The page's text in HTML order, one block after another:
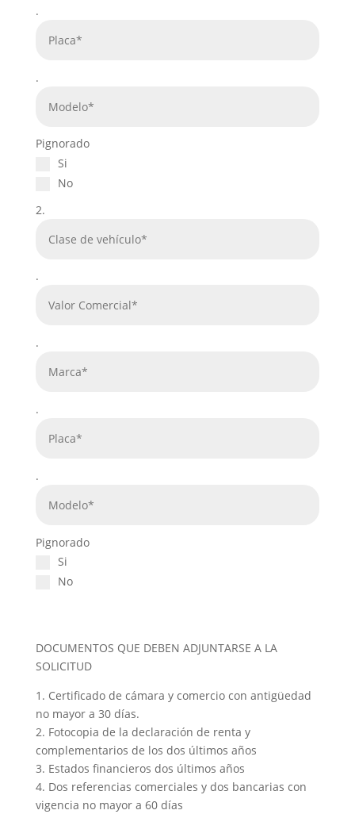
.
.
Pignorado
Si
No
2.
.
.
.
.
Pignorado
Si
No
DOCUMENTOS QUE DEBEN ADJUNTARSE A LA
SOLICITUD
1. Certificado de cámara y comercio con antigüedad
no mayor a 30 días.
2. Fotocopia de la declaración de renta y
complementarios de los dos últimos años
3. Estados financieros dos últimos años
4. Dos referencias comerciales y dos bancarias con
vigencia no mayor a 60 días